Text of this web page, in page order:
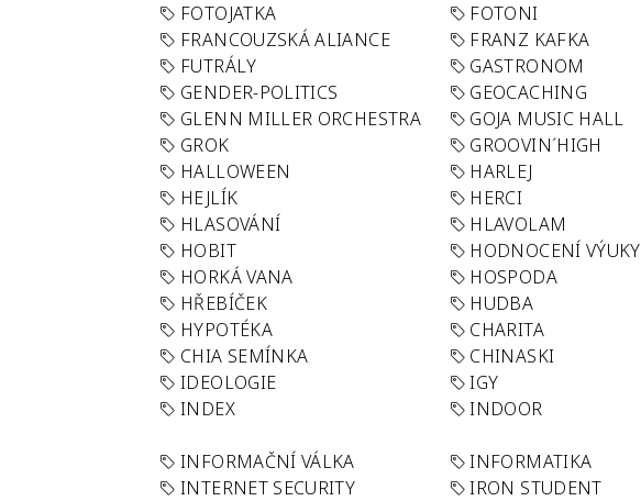
FOTOJATKA
FOTONI
FRANCOUZSKÁ ALIANCE
FRANZ KAFKA
FUTRÁLY
GASTRONOM
GENDER-POLITICS
GEOCACHING
GLENN MILLER ORCHESTRA
GOJA MUSIC HALL
GROK
GROOVIN´HIGH
HALLOWEEN
HARLEJ
HEJLÍK
HERCI
HLASOVÁNÍ
HLAVOLAM
HOBIT
HODNOCENÍ VÝUKY
HORKÁ VANA
HOSPODA
HŘEBÍČEK
HUDBA
HYPOTÉKA
CHARITA
CHIA SEMÍNKA
CHINASKI
IDEOLOGIE
IGY
INDEX
INDOOR
INFORMAČNÍ VÁLKA
INFORMATIKA
INTERNET SECURITY
IRON STUDENT